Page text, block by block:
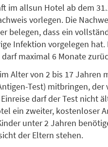
im allsun Hotel ab dem
vorlegen. Die
belegen, dass ein
Infektion vorgelegen hat.
maximal 6 Monate
Alter von 2 bis 17 Jahren
Test) mitbringen,
darf der Test nicht
ein zweiter, kostenloser
unter 2 Jahren
der Eltern stehen.